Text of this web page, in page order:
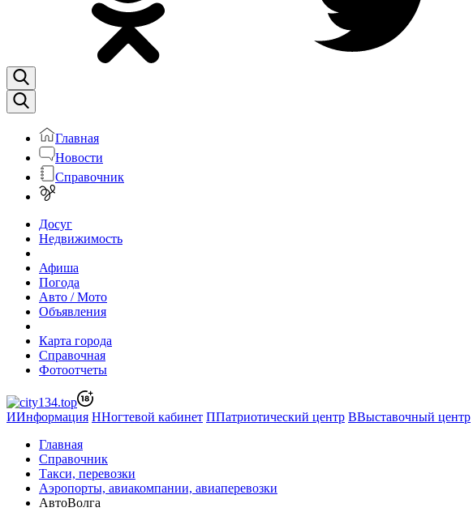
Главная
Новости
Справочник
Досуг
Недвижимость
Афиша
Погода
Авто / Мото
Объявления
Карта города
Справочная
Фотоотчеты
ИИнформация ННогтевой кабинет ППатриотический центр ВВыставочный центр
Главная
Справочник
Такси, перевозки
Аэропорты, авиакомпании, авиаперевозки
АвтоВолга